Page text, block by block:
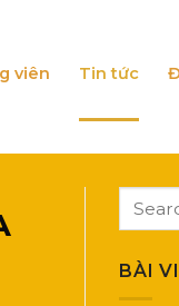
viên Tin tức
BÀI